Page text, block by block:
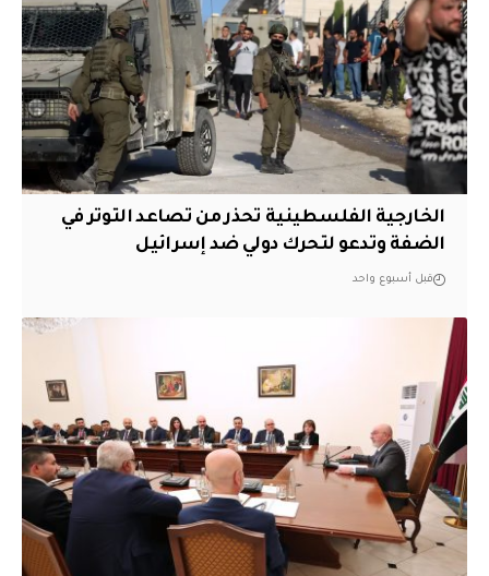
الخارجية الفلسطينية تحذر من تصاعد التوتر في
الضفة وتدعو لتحرك دولي ضد إسرائيل
قبل أسبوع واحد